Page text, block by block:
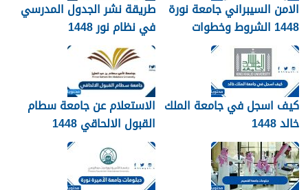
الامن السيبراني جامعة نورة
1448 الشروط وخطوات
التقديم
طريقة نشر الجدول المدرسي
في نظام نور 1448
كيف اسجل في جامعة الملك
خالد 1448
الاستعلام عن جامعة سطام
القبول الالحاقي 1448